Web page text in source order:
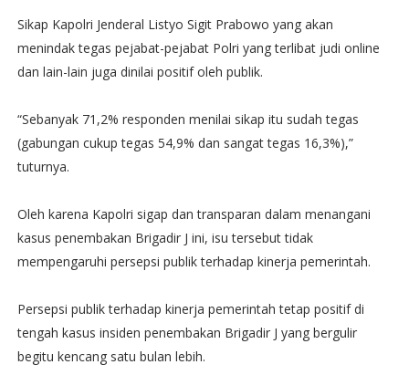
Sikap Kapolri Jenderal Listyo Sigit Prabowo yang akan
menindak tegas pejabat-pejabat Polri yang terlibat judi online
dan lain-lain juga dinilai positif oleh publik.
“Sebanyak 71,2% responden menilai sikap itu sudah tegas
(gabungan cukup tegas 54,9% dan sangat tegas 16,3%),”
tuturnya.
Oleh karena Kapolri sigap dan transparan dalam menangani
kasus penembakan Brigadir J ini, isu tersebut tidak
mempengaruhi persepsi publik terhadap kinerja pemerintah.
Persepsi publik terhadap kinerja pemerintah tetap positif di
tengah kasus insiden penembakan Brigadir J yang bergulir
begitu kencang satu bulan lebih.